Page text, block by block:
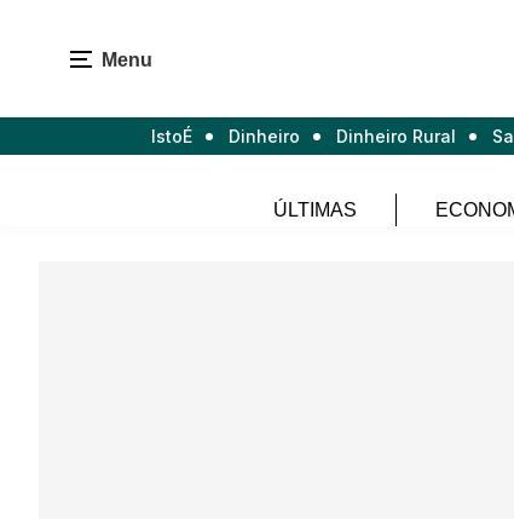
Menu
IstoÉ Dinheiro Dinheiro Rural
ÚLTIMAS